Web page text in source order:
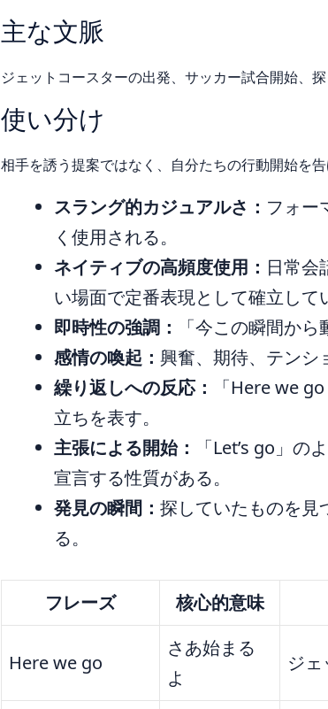
主な文脈
ジェットコースターの出発、サッカー試合開始、
使い分け
相手を誘う提案ではなく、自分たちの行動開始を
スラング的カジュアルさ： フォー
く使用される。
ネイティブの高頻度使用： 日常会
い場面で定番表現として確立して
即時性の強調：
「今この瞬間か
感情の喚起： 興奮、期待、テンシ
繰り返しへの反応：
「Here we
立ちを表す。
主張による開始：
「Let’s go」
宣言する性質がある。
発見の瞬間： 探していたものを見
る。
フレーズ 核心的意味
Here we go
さあ始まる
よ
ジ